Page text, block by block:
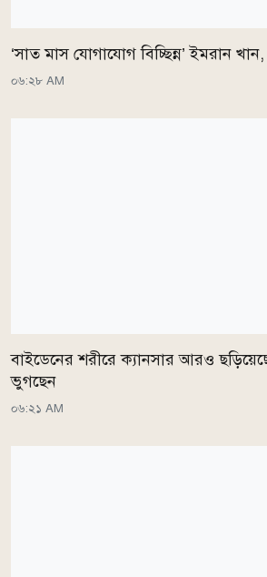
‘সাত মাস যোগাযোগ বিচ্ছিন্ন’ ইমরান খান,
০৬:২৮ AM
বাইডেনের শরীরে ক্যানসার আরও
ভুগছেন
০৬:২১ AM